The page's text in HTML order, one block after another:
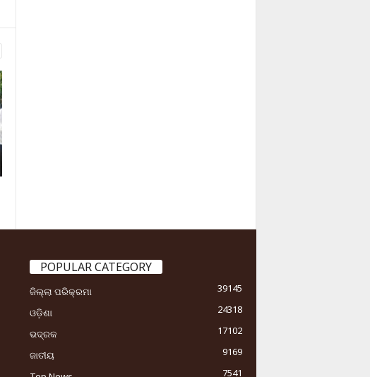
POPULAR CATEGORY
ଜିଲ୍ଲା ପରିକ୍ରମା
39145
ଓଡ଼ିଶା
24318
ଭଦ୍ରକ
17102
ଜାତୀୟ
9169
7541